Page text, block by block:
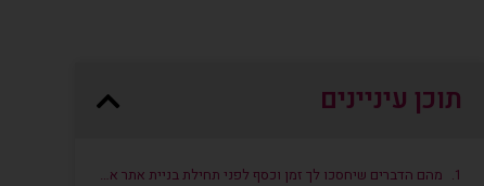
תוכן עיניינים
מהם הדברים שיחסכו לך זמן וכסף לפני תחילת בניית אתר אינטרנט חדש?